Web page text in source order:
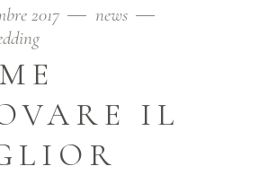
2017
news
IL